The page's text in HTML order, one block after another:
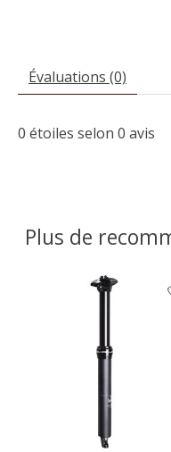
Évaluations (0)
0 étoiles selon 0 avis
Plus de
Articles du carrousel